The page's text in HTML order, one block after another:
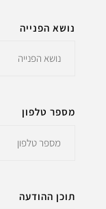
נושא הפנייה
מספר טלפון
תוכן ההודעה